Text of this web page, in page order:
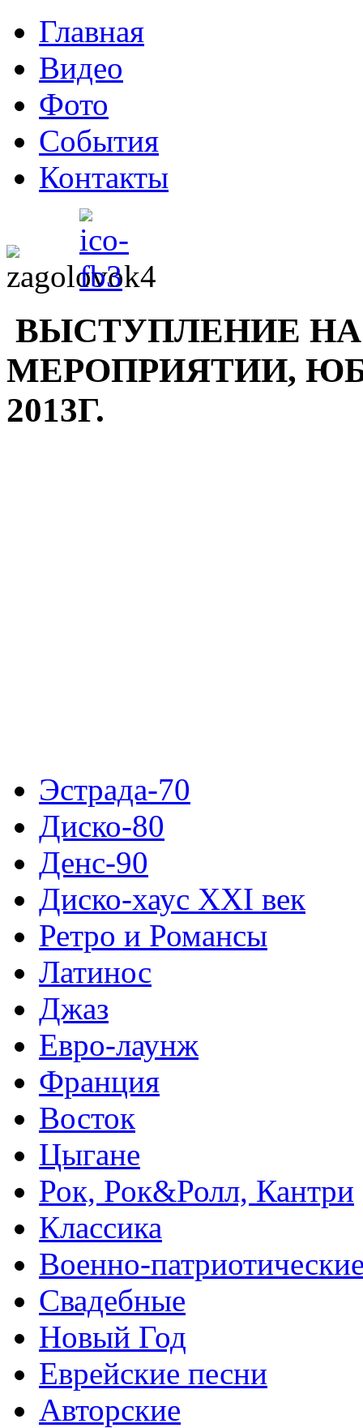
Главная
Видео
Фото
События
Контакты
ВЫСТУПЛЕНИЕ
МЕРОПРИЯТИИ,
2013Г.
Эстрада-70
Диско-80
Денс-90
Диско-хаус XXI век
Ретро и Романсы
Латинос
Джаз
Евро-лаунж
Франция
Восток
Цыгане
Рок, Рок&Ролл, Кантри
Классика
Военно-
Свадебные
Новый Год
Еврейские песни
Авторские